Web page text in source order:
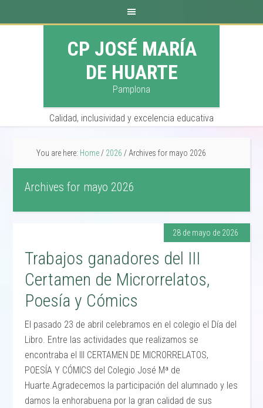
CP JOSÉ MARÍA
DE HUARTE
Pamplona
Calidad, inclusividad y excelencia educativa
You are here: Home / 2026 / Archives for mayo 2026
Archives for mayo 2026
28 de mayo de 2026
Trabajos ganadores del III
Certamen de Microrrelatos,
Poesía y Cómics
El pasado 23 de abril celebramos en el colegio el Día del
Libro. Entre las actividades que realizamos se
encontraba el III CERTAMEN DE MICRORRELATOS,
POESÍA Y CÓMICS del Colegio José Mª de
Huarte.Agradecemos la participación del alumnado y les
damos la enhorabuena por la gran calidad de sus